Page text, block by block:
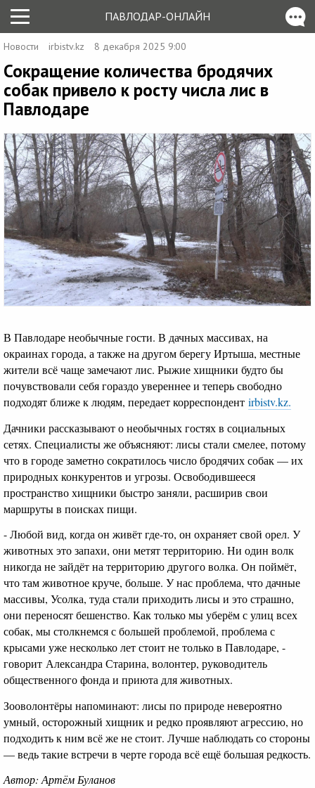
ПАВЛОДАР-ОНЛАЙН
Новости irbistv.kz 8 декабря 2025 9:00
Сокращение количества бродячих
собак привело к росту числа лис в
Павлодаре
В Павлодаре необычные гости. В дачных массивах, на
окраинах города, а также на другом берегу Иртыша, местные
жители всё чаще замечают лис. Рыжие хищники будто бы
почувствовали себя гораздо увереннее и теперь свободно
подходят ближе к людям, передает корреспондент irbistv.kz.
Дачники рассказывают о необычных гостях в социальных
сетях. Специалисты же объясняют: лисы стали смелее, потому
что в городе заметно сократилось число бродячих собак — их
природных конкурентов и угрозы. Освободившееся
пространство хищники быстро заняли, расширив свои
маршруты в поисках пищи.
- Любой вид, когда он живёт где-то, он охраняет свой орел. У
животных это запахи, они метят территорию. Ни один волк
никогда не зайдёт на территорию другого волка. Он поймёт,
что там животное круче, больше. У нас проблема, что дачные
массивы, Усолка, туда стали приходить лисы и это страшно,
они переносят бешенство. Как только мы уберём с улиц всех
собак, мы столкнемся с большей проблемой, проблема с
крысами уже несколько лет стоит не только в Павлодаре, -
говорит Александра Старина, волонтер, руководитель
общественного фонда и приюта для животных.
Зооволонтёры напоминают: лисы по природе невероятно
умный, осторожный хищник и редко проявляют агрессию, но
подходить к ним всё же не стоит. Лучше наблюдать со стороны
— ведь такие встречи в черте города всё ещё большая редкость.
Автор: Артём Буланов